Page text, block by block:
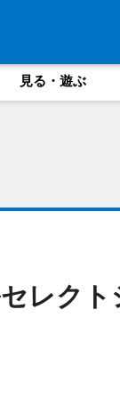
見る・遊ぶ
レク